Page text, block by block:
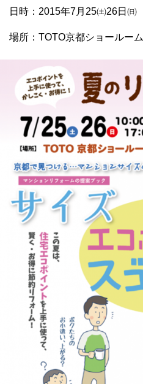
日時：2015年7月25㈯26日㈰
場所：TOTO京都ショールーム